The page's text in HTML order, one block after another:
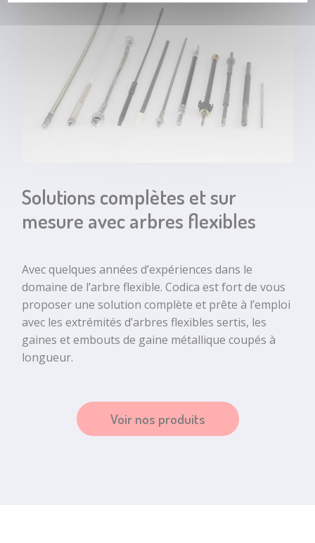
Embout de
câble zamak
injecté
tambour
Embout de
câble zamak
sur mesure
Solutions complètes et sur
mesure avec arbres flexibles
Avec quelques années d’expériences dans le
domaine de l’arbre flexible. Codica est fort de vous
proposer une solution complète et prête à l’emploi
avec les extrémités d’arbres flexibles sertis, les
gaines et embouts de gaine métallique coupés à
longueur.
Voir nos produits